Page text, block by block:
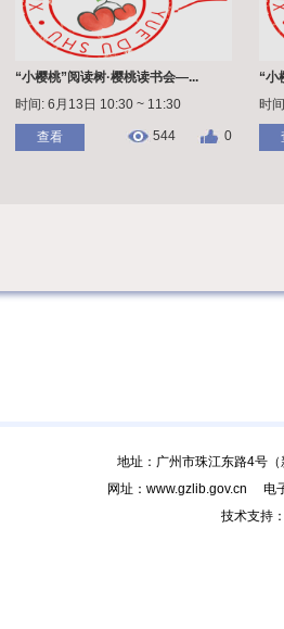
“小樱桃”阅读树·樱桃读书会—...
时间: 6月13日 10:30 ~ 11:30
查看 0
544
“小
时
地址：广州市珠江东路4
网址：www.gzlib.gov.cn 电
技术支持